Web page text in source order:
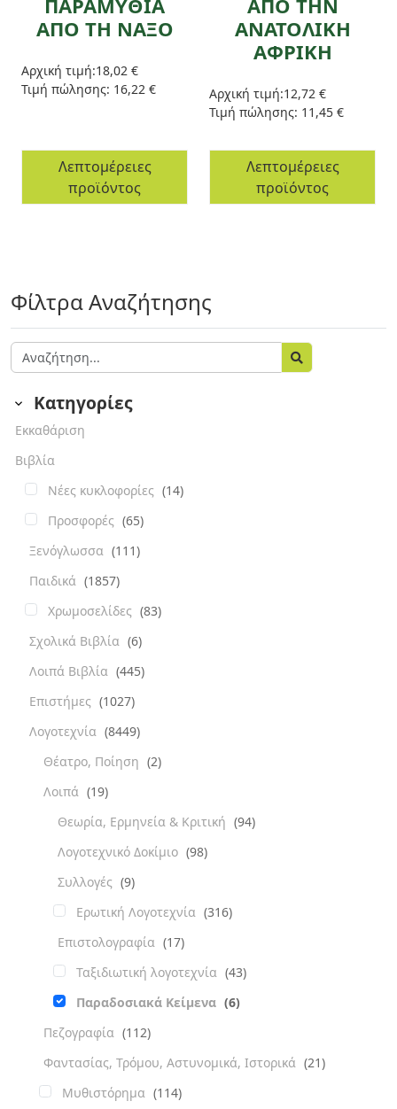
ΠΑΡΑΜΥΘΙΑ
ΑΠΟ ΤΗ ΝΑΞΟ
Αρχική τιμή:18,02 €
Τιμή πώλησης: 16,22 €
Λεπτομέρειες
προϊόντος
ΑΠΟ ΤΗΝ
ΑΝΑΤΟΛΙΚΗ
ΑΦΡΙΚΗ
Αρχική τιμή:12,72 €
Τιμή πώλησης: 11,45 €
Λεπτομέρειες
προϊόντος
Φίλτρα Αναζήτησης
Κατηγορίες
Εκκαθάριση
Βιβλία
Νέες κυκλοφορίες (14)
Προσφορές (65)
Ξενόγλωσσα (111)
Παιδικά (1857)
Χρωμοσελίδες (83)
Σχολικά Βιβλία (6)
Λοιπά Βιβλία (445)
Επιστήμες (1027)
Λογοτεχνία (8449)
Θέατρο, Ποίηση (2)
Λοιπά (19)
Θεωρία, Ερμηνεία & Κριτική (94)
Λογοτεχνικό Δοκίμιο (98)
Συλλογές (9)
Ερωτική Λογοτεχνία (316)
Επιστολογραφία (17)
Ταξιδιωτική λογοτεχνία (43)
Παραδοσιακά Κείμενα (6)
Πεζογραφία (112)
Φαντασίας, Τρόμου, Αστυνομικά, Ιστορικά (21)
Μυθιστόρημα (114)